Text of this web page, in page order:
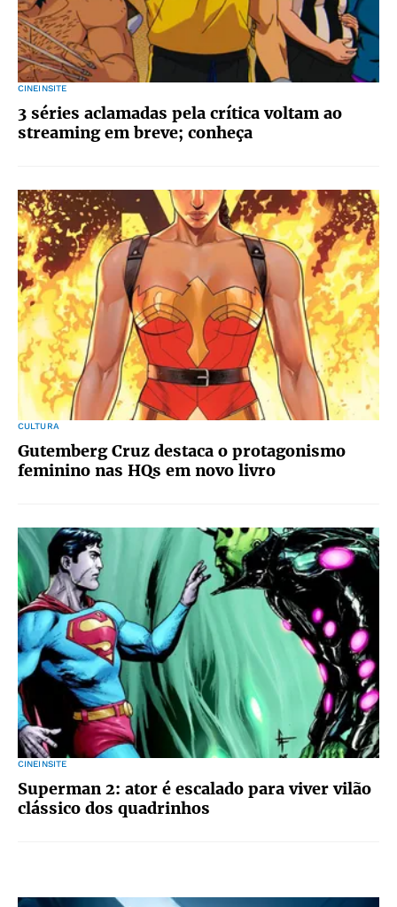
CINEINSITE
3 séries aclamadas pela crítica voltam ao
streaming em breve; conheça
CULTURA
Gutemberg Cruz destaca o protagonismo
feminino nas HQs em novo livro
CINEINSITE
Superman 2: ator é escalado para viver vilão
clássico dos quadrinhos